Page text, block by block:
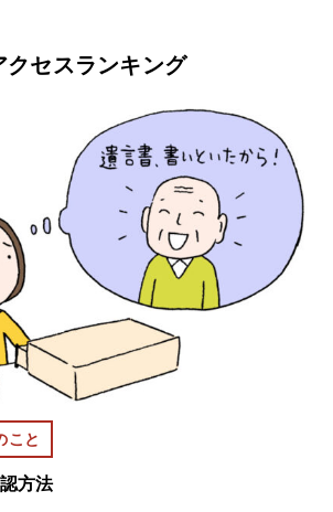
クセスランキング
こと
方法